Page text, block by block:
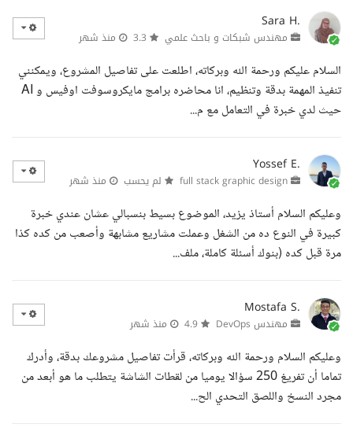
Sara H.
مهندس شبكات و باحث علمي منذ شهر
السلام عليكم ورحمة الله وبركاته، اطلعت على تفاصيل المشروع، ويمكنني
تنفيذ المهمة بدقة وتنظيم، انا محاضره برامج مايكروسوفت اوفيس و AI
حيث لدي خبرة في التعامل مع م...
Yossef E.
لم يحسب منذ شهر
وعليكم السلام أستاذ يزيد، الموضوع بسيط بنسبالي عشان عندي خبرة
كبيرة في النوع ده من الشغل وعملت مشاريع مشابهة وأصعب من كده كذا
مرة قبل كده (بنوك أسئلة كاملة، ملف...
Mostafa S.
مهندس DevOps منذ شهر
وعليكم السلام ورحمة الله وبركاته، قرأت تفاصيل مشروعك بدقة، وأدرك
تماما أن تفريغ 250 سؤالا يوميا من لقطات الشاشة يتطلب ما هو أبعد من
مجرد النسخ واللصق التحدي الح...